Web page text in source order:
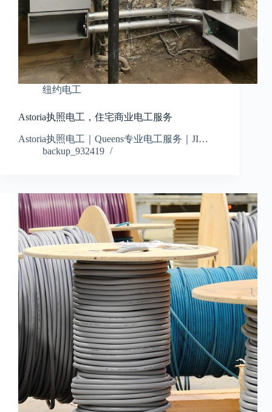
纽约电工
Astoria执照电工，住宅商业电工服务
Astoria执照电工｜Queens专业电工服务｜JI…
backup_932419